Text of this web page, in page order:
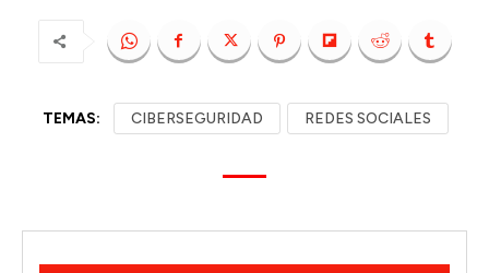
TEMAS: CIBERSEGURIDAD REDES SOCIALES